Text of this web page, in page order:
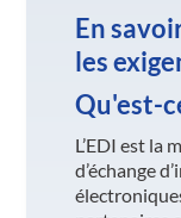
En
les
Qu'est-
L’EDI est la
d’échange